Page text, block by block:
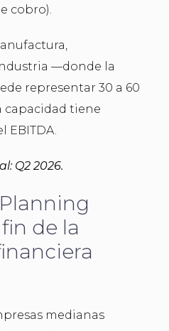
cobro).
—donde la
representar 30 a 60
capacidad tiene
EBITDA.
Q2 2026.
de la
medianas